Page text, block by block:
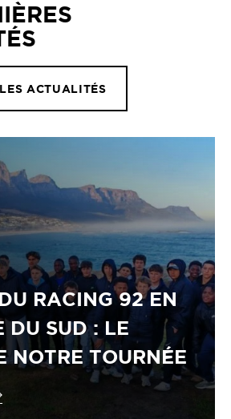
ACTUALITÉS
RACING 92 EN
DU SUD : LE
NOTRE TOURNÉE